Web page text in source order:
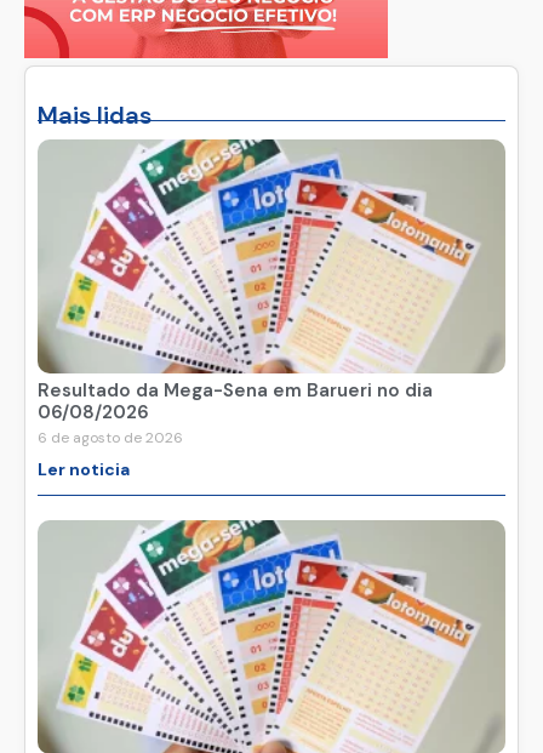
Mais lidas
Resultado da Mega-Sena em Barueri no dia
06/08/2026
6 de agosto de 2026
Ler noticia